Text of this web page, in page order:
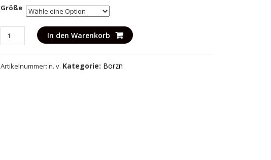
Größe
Shirt
Borzn
(Herren)
Menge
In den Warenkorb
Artikelnummer:n. v. Kategorie: Borzn